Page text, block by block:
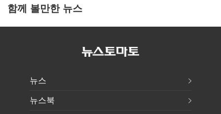
함께 볼만한 뉴스
뉴스
뉴스북